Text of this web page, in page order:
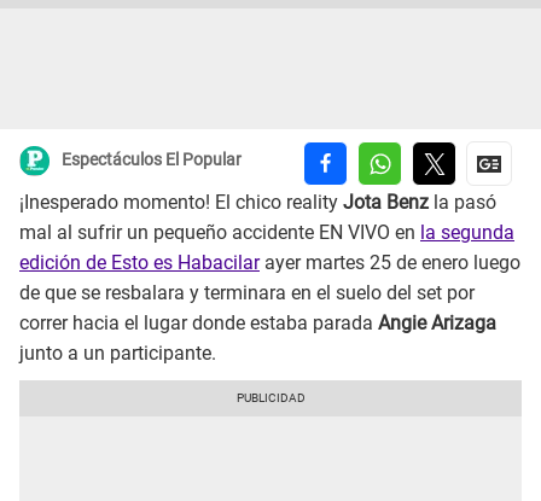
Espectáculos El Popular
¡Inesperado momento! El chico reality Jota Benz la pasó
mal al sufrir un pequeño accidente EN VIVO en la segunda
edición de Esto es Habacilarayer martes 25 de enero luego
de que se resbalara y terminara en el suelo del set por
correr hacia el lugar donde estaba parada Angie Arizaga
junto a un participante.